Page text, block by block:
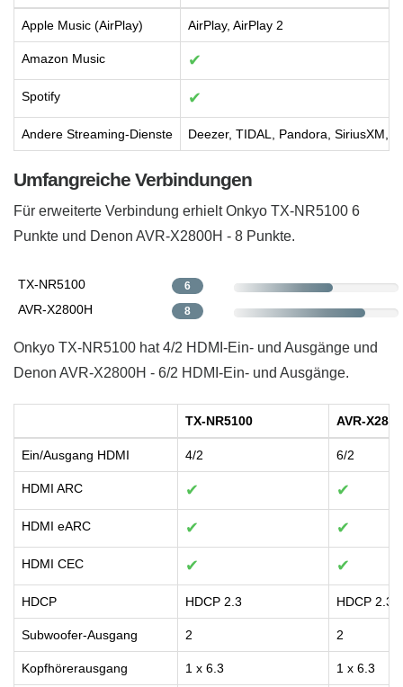
Apple Music (AirPlay) AirPlay, AirPlay 2
Amazon Music ✔
Spotify ✔
Andere Streaming-Dienste Deezer, TIDAL, Pandora, SiriusXM,
Umfangreiche Verbindungen
Für erweiterte Verbindung erhielt Onkyo TX-NR5100 6
Punkte und Denon AVR-X2800H - 8 Punkte.
TX-NR5100 6
AVR-X2800H 8
Onkyo TX-NR5100 hat 4/2 HDMI-Ein- und Ausgänge und
Denon AVR-X2800H - 6/2 HDMI-Ein- und Ausgänge.
TX-NR5100 AVR-
Ein/Ausgang HDMI 4/2 6/2
HDMI ARC ✔ ✔
HDMI eARC ✔ ✔
HDMI CEC ✔ ✔
HDCP HDCP 2.3 HDCP 2.3
Subwoofer-Ausgang 2 2
Kopfhörerausgang 1 x 6.3 1 x 6.3